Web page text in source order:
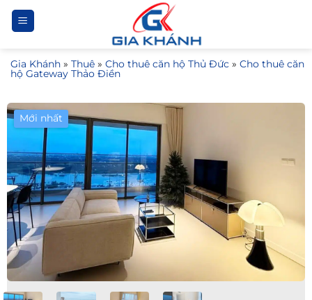
Bỏ
qua
dung
Gia Khánh » Thuê » Cho thuê căn hộ Thủ Đức » Cho thuê căn
hộ Gateway Thảo Điền
Mới nhất